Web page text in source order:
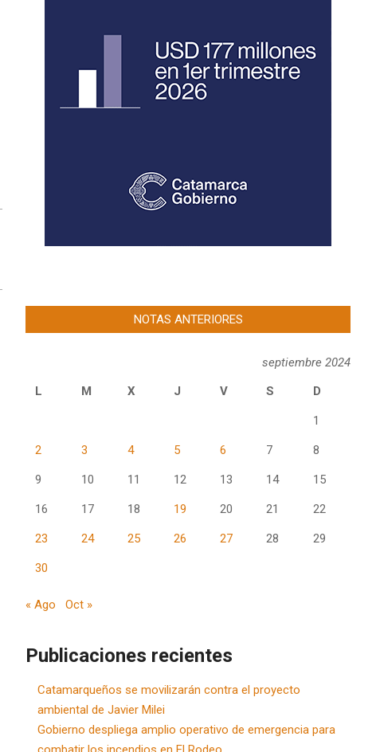
NOTAS ANTERIORES
septiembre 2024
L
M X J V S D
1
2 3 4 5 6 7 8
9 10 11 12 13 14 15
16 17 18 19 20 21 22
23 24 25 26 27 28 29
30
« Ago Oct »
Publicaciones recientes
Catamarqueños se movilizarán contra el proyecto
ambiental de Javier Milei
Gobierno despliega amplio operativo de emergencia para